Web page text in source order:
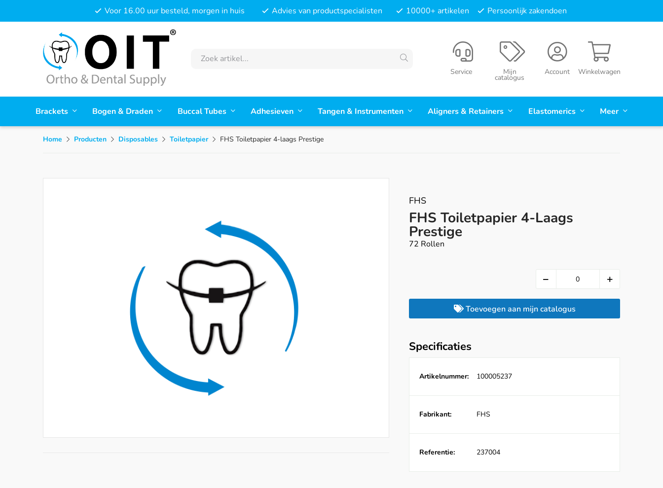
Voor 16.00 uur besteld, morgen in huis Advies van productspecialisten 10000+ artikelen Persoonlijk zakendoen
Winkelwagen
Account
Mijn
catalogus
Service
Brackets Bogen & Draden Buccal Tubes Adhesieven Tangen & Instrumenten Aligners & Retainers Elastomerics Meer
Home Producten Disposables Toiletpapier FHS Toiletpapier 4-laags Prestige
FHS
FHS Toiletpapier 4-Laags
Prestige
72 Rollen
Toevoegen aan mijn catalogus
Specificaties
Artikelnummer: 100005237
Fabrikant: FHS
Referentie: 237004